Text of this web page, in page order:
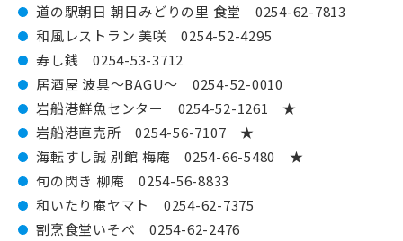
道の駅朝日 朝日みどりの里 食堂 0254-62-7813
和風レストラン 美咲 0254-52-4295
寿し銭 0254-53-3712
居酒屋 波具～BAGU～ 0254-52-0010
岩船港鮮魚センター 0254-52-1261 ★
岩船港直売所 0254-56-7107 ★
海転すし誠 別館 梅庵 0254-66-5480 ★
旬の閃き 柳庵 0254-56-8833
和いたり庵ヤマト 0254-62-7375
割烹食堂いそべ 0254-62-2476